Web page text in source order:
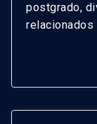
postgrado,
relacionados